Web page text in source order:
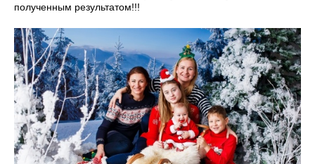
полученным результатом!!!